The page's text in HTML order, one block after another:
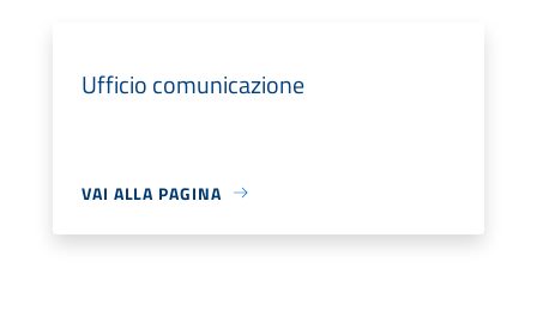
Ufficio comunicazione
VAI ALLA PAGINA